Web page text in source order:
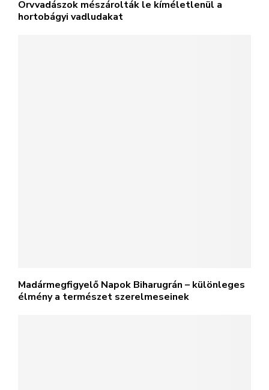
Orvvadászok mészárolták le kíméletlenül a
hortobágyi vadludakat
Madármegfigyelő Napok Biharugrán – különleges
élmény a természet szerelmeseinek